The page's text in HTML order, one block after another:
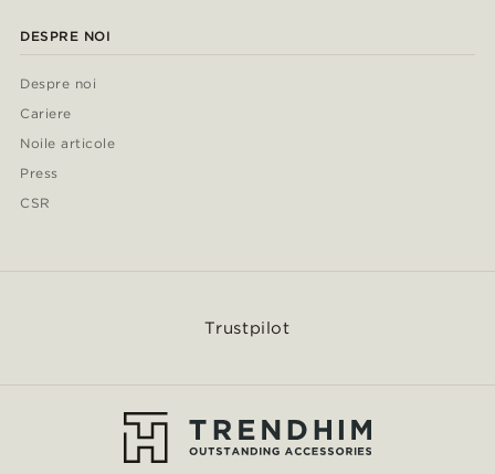
DESPRE NOI
Despre noi
Cariere
Noile articole
Press
CSR
Trustpilot